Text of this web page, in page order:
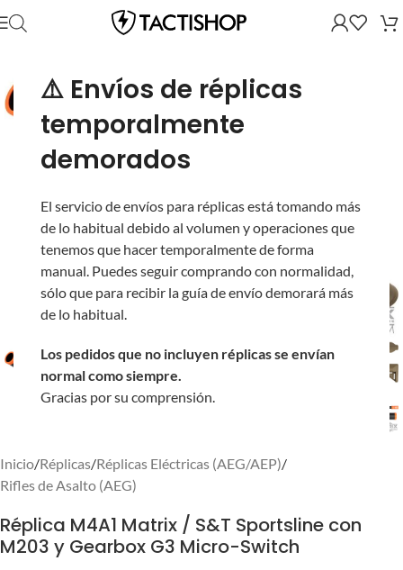
⚠️ Envíos de réplicas
temporalmente
demorados
El servicio de envíos para réplicas está tomando más
de lo habitual debido al volumen y operaciones que
tenemos que hacer temporalmente de forma
manual. Puedes seguir comprando con normalidad,
sólo que para recibir la guía de envío demorará más
de lo habitual.
Los pedidos que no incluyen réplicas se envían
normal como siempre.
Gracias por su comprensión.
Inicio/Réplicas/Réplicas Eléctricas (AEG/AEP)/
Rifles de Asalto (AEG)
Réplica M4A1 Matrix / S&T Sportsline con
M203 y Gearbox G3 Micro-Switch